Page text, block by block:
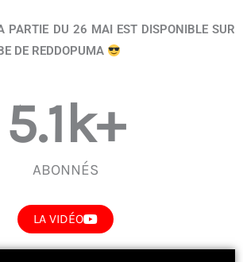
PARTIE DU 26 MAI EST DISPONIBLE SUR
DE REDDOPUMA
ABONNÉS
5.1k+
LA VIDÉO